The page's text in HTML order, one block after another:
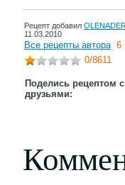
Рецепт добавил
11.03.2010
Все рецепты автора 6
0/8611
Поделись рецептом с
друзьями: